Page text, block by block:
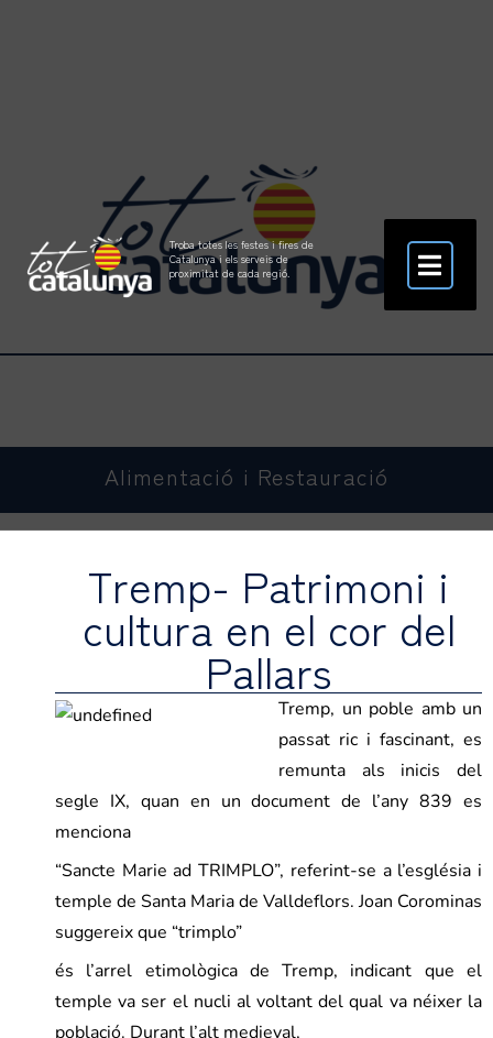
Troba totes les festes i fires de
Catalunya i els serveis de
proximitat de cada regió.
Alimentació i Restauració
Tremp- Patrimoni i
cultura en el cor del
Pallars
Tremp, un poble amb un
passat ric i fascinant, es
remunta als inicis del
segle IX, quan en un document de l’any 839 es
menciona
“Sancte Marie ad TRIMPLO”, referint-se a l’església i
temple de Santa Maria de Valldeflors. Joan Corominas
suggereix que “trimplo”
és l’arrel etimològica de Tremp, indicant que el
temple va ser el nucli al voltant del qual va néixer la
població. Durant l’alt medieval,